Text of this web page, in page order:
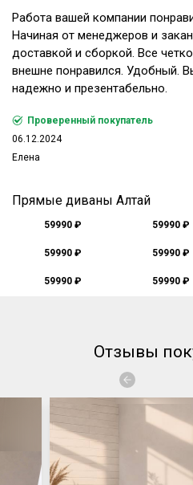
Работа вашей компании
Начиная от менеджеров и
доставкой и сборкой. Все
внешне понравился. Удобный.
надежно и презентабельно.
Проверенный покупатель
06.12.2024
Елена
Прямые диваны Алтай
59990 ₽ 59990 ₽
59990 ₽ 59990 ₽
59990 ₽ 59990 ₽
Отзывы